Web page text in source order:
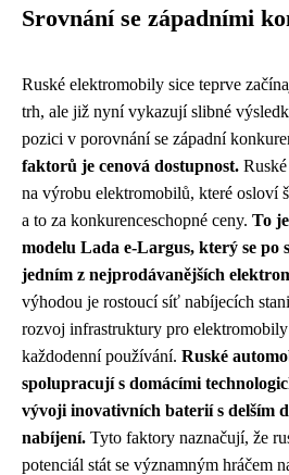
Srovnání se západními
Ruské elektromobily sice teprve
trh, ale již nyní vykazují slibné
pozici v porovnání se západní
faktorů je cenová dostupnost.
na výrobu elektromobilů, které osloví
a to za konkurenceschopné ceny. To
modelu Lada e-Largus, který se po
jedním z nejprodávanějších
výhodou je rostoucí síť nabíjecích
rozvoj infrastruktury pro
každodenní používání. Ruské
spolupracují s domácími
vývoji inovativních baterií s delším
nabíjení. Tyto faktory naznačují, že
potenciál stát se významným hráčem